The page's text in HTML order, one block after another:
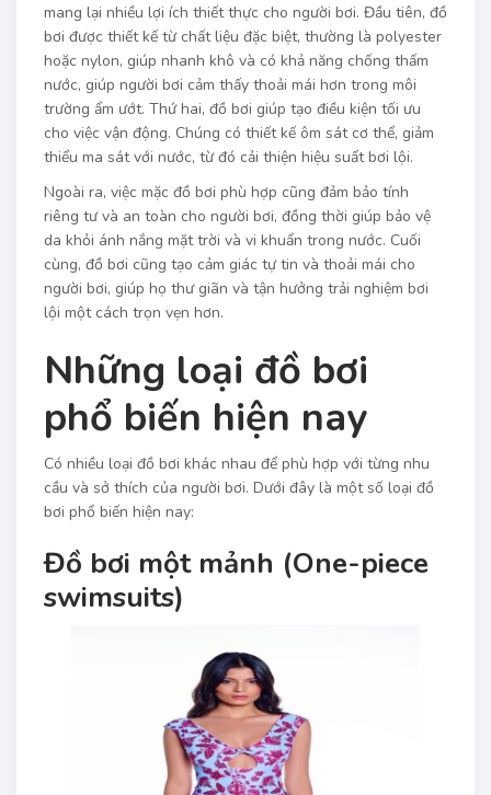
mang lại nhiều lợi ích thiết thực cho người bơi. Đầu tiên, đồ
bơi được thiết kế từ chất liệu đặc biệt, thường là polyester
hoặc nylon, giúp nhanh khô và có khả năng chống thấm
nước, giúp người bơi cảm thấy thoải mái hơn trong môi
trường ẩm ướt. Thứ hai, đồ bơi giúp tạo điều kiện tối ưu
cho việc vận động. Chúng có thiết kế ôm sát cơ thể, giảm
thiểu ma sát với nước, từ đó cải thiện hiệu suất bơi lội.
Ngoài ra, việc mặc đồ bơi phù hợp cũng đảm bảo tính
riêng tư và an toàn cho người bơi, đồng thời giúp bảo vệ
da khỏi ánh nắng mặt trời và vi khuẩn trong nước. Cuối
cùng, đồ bơi cũng tạo cảm giác tự tin và thoải mái cho
người bơi, giúp họ thư giãn và tận hưởng trải nghiệm bơi
lội một cách trọn vẹn hơn.
Những loại đồ bơi
phổ biến hiện nay
Có nhiều loại đồ bơi khác nhau để phù hợp với từng nhu
cầu và sở thích của người bơi. Dưới đây là một số loại đồ
bơi phổ biến hiện nay:
Đồ bơi một mảnh (One-piece
swimsuits)